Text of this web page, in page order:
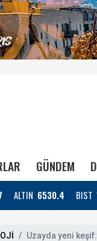
GÜNDEM
ALTIN 6530.4 BIST
Uzayda yeni